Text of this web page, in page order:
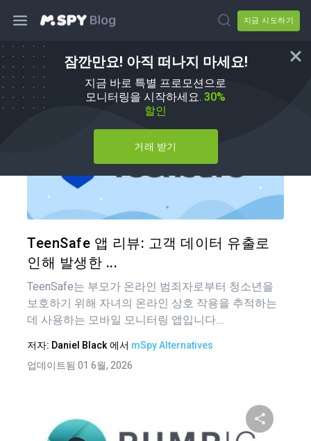
지금 시도하기
잠깐만요! 아직 떠나지 마세요!
지금 바로 특별 프로모션으로
모니터링을 시작하세요. 30%
할인
거래 받기
mSpy 대체품
TeenSafe 앱 리뷰: 고객 데이터 유출로
인해 발생한 ...
TeenSafe는 부모가 온라인 범죄자로부터 청소년을
보호하기 위해 자녀의 온라인 상호 작용을 추적하는
데 사용하는 모바일 모니터링 앱입니다....
저자: Daniel Black 에서 mSpy Alternatives
업데이트됨 01 6월, 2026